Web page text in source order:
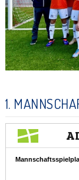
1.